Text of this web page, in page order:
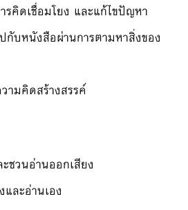
รคิดเชื่อมโยง และแก้ไขปัญหา
บหนังสือผ่านการตามหาสิ่งของ
ามคิดสร้างสรรค์
ชวนอ่านออกเสียง
ละอ่านเอง